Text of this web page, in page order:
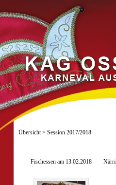
Übersicht> Session 2017/2018
Fischessen am 13.02.2018